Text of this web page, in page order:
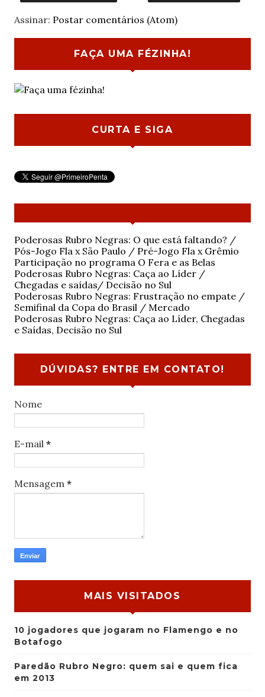
Assinar: Postar comentários (Atom)
FAÇA UMA FÉZINHA!
CURTA E SIGA
Poderosas Rubro Negras: O que está faltando? /
Pós-Jogo Fla x São Paulo / Pré-Jogo Fla x Grêmio
Participação no programa O Fera e as Belas
Poderosas Rubro Negras: Caça ao Líder /
Chegadas e saídas/ Decisão no Sul
Poderosas Rubro Negras: Frustração no empate /
Semifinal da Copa do Brasil / Mercado
Poderosas Rubro Negras: Caça ao Líder, Chegadas
e Saídas, Decisão no Sul
DÚVIDAS? ENTRE EM CONTATO!
Nome
E-mail *
Mensagem *
MAIS VISITADOS
10 jogadores que jogaram no Flamengo e no
Botafogo
Paredão Rubro Negro: quem sai e quem fica
em 2013